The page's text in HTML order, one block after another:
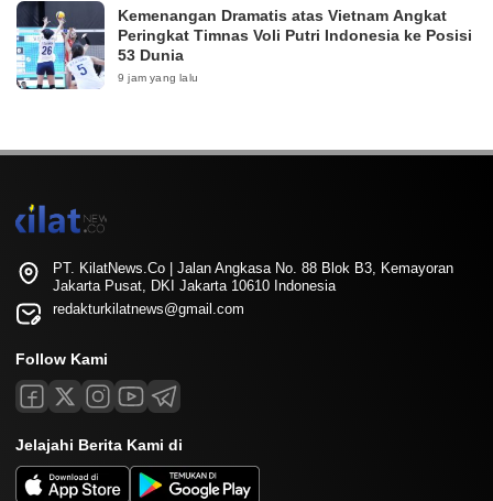
Kemenangan Dramatis atas Vietnam Angkat
Peringkat Timnas Voli Putri Indonesia ke Posisi
53 Dunia
9 jam yang lalu
PT. KilatNews.Co | Jalan Angkasa No. 88 Blok B3, Kemayoran
Jakarta Pusat, DKI Jakarta 10610 Indonesia
redakturkilatnews@gmail.com
Follow Kami
Jelajahi Berita Kami di